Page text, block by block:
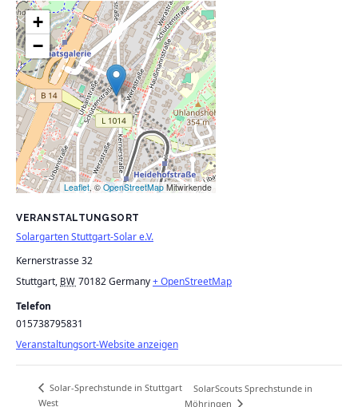
VERANSTALTUNGSORT
Solargarten Stuttgart-Solar e.V.
Kernerstrasse 32
Stuttgart, BW 70182Germany+ OpenStreetMap
Telefon
015738795831
Veranstaltungsort-Website anzeigen
+
−
Leaflet, © OpenStreetMap Mitwirkende
Solar-Sprechstunde in Stuttgart
West
SolarScouts Sprechstunde in
Möhringen